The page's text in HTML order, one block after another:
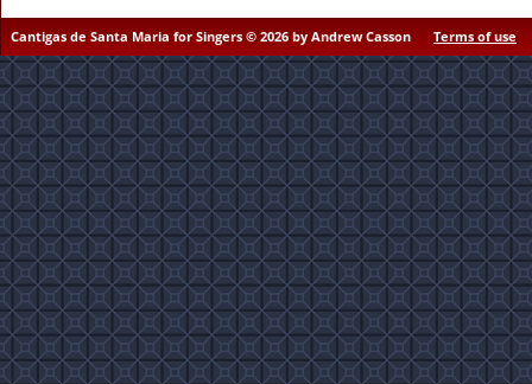
Cantigas de Santa Maria for Singers © 2026 by Andrew Casson Terms of use